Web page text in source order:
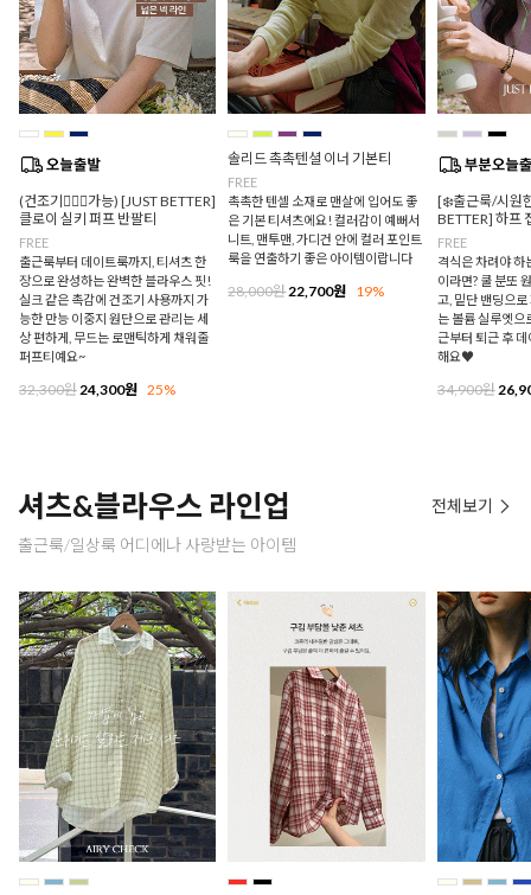
(건조기🙆🏻‍♀️가능) [JUST BETTER]
클로이 실키 퍼프 반팔티
FREE
출근룩부터 데이트룩까지, 티셔츠 한
장으로 완성하는 완벽한 블라우스 핏!
실크 같은 촉감에 건조기 사용까지 가
능한 만능 이중지 원단으로 관리는 세
상 편하게, 무드는 로맨틱하게 채워줄
퍼프티예요~
32,300원24,300원 25%
솔리드 촉촉텐셜 이너 기본티
FREE
촉촉한 텐셀 소재로 맨살에 입어도 좋
은 기본 티셔츠에요! 컬러감이 예뻐서
니트, 맨투맨, 가디건 안에 컬러 포인트
룩을 연출하기 좋은 아이템이랍니다
28,000원22,700원 19%
[❄️출근룩/시원
BETTER] 하프
FREE
격식은 차려야 하
이라면? 쿨 분또
고, 밑단 밴딩으
는 볼륨 실루엣으
근부터 퇴근 후
해요♥
34,900원
셔츠&블라우스 라인업
출근룩/일상룩 어디에나 사랑받는 아이템
전체보기